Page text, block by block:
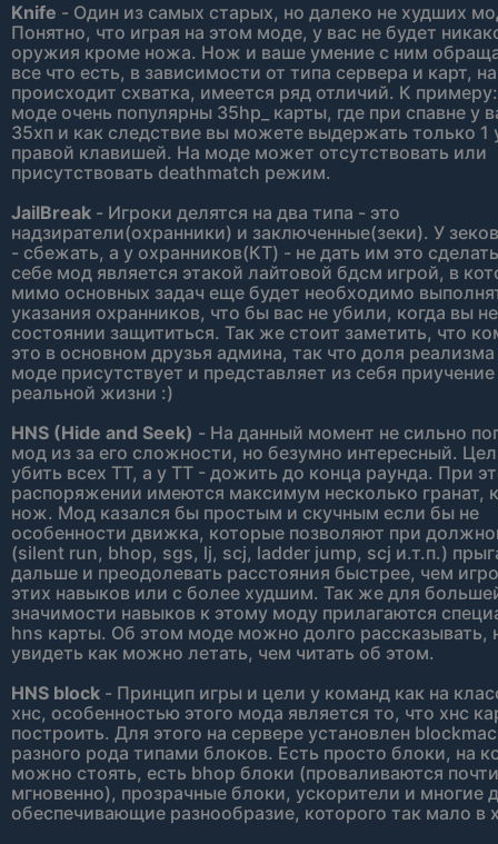
Knife - Один из самых старых, но далеко не худших
Понятно, что играя на этом моде, у вас не будет
оружия кроме ножа. Нож и ваше умение с ним
все что есть, в зависимости от типа сервера и карт,
происходит схватка, имеется ряд отличий. К
моде очень популярны 35hp_ карты, где при спавне у
35хп и как следствие вы можете выдержать только 1
правой клавишей. На моде может отсутствовать или
присутствовать deathmatch режим.
JailBreak - Игроки делятся на два типа - это
надзиратели(охранники) и заключенные(зеки). У
- сбежать, а у охранников(КТ) - не дать им это
себе мод является этакой лайтовой бдсм игрой, в
мимо основных задач еще будет необходимо
указания охранников, что бы вас не убили, когда вы
состоянии защититься. Так же стоит заметить, что
это в основном друзья админа, так что доля
моде присутствует и представляет из себя
реальной жизни :)
HNS (Hide and Seek) - На данный момент не сильно
мод из за его сложности, но безумно интересный.
убить всех ТТ, а у ТТ - дожить до конца раунда. При
распоряжении имеются максимум несколько гранат,
нож. Мод казался бы простым и скучным если бы не
особенности движка, которые позволяют при
(silent run, bhop, sgs, lj, scj, ladder jump, scj и.т.п.)
дальше и преодолевать расстояния быстрее, чем
этих навыков или с более худшим. Так же для
значимости навыков к этому моду прилагаются
hns карты. Об этом моде можно долго рассказывать,
увидеть как можно летать, чем читать об этом.
HNS block - Принцип игры и цели у команд как на
хнс, особенностью этого мода является то, что хнс
построить. Для этого на сервере установлен
разного рода типами блоков. Есть просто блоки, на
можно стоять, есть bhop блоки (проваливаются почти
мгновенно), прозрачные блоки, ускорители и многие
обеспечивающие разнообразие, которого так мало в